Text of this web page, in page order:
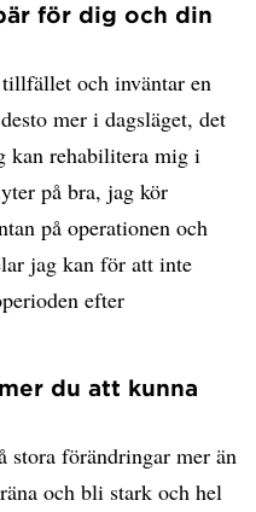
för dig och din
och inväntar en
mer i dagsläget, det
kan rehabilitera mig i
på bra, jag kör
på operationen och
jag kan för att inte
efter
du att kunna
stora förändringar mer än
och bli stark och hel